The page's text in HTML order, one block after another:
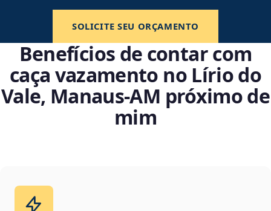
SOLICITE SEU ORÇAMENTO
Benefícios de contar com
caça vazamento no Lírio do
Vale, Manaus‑AM próximo de
mim